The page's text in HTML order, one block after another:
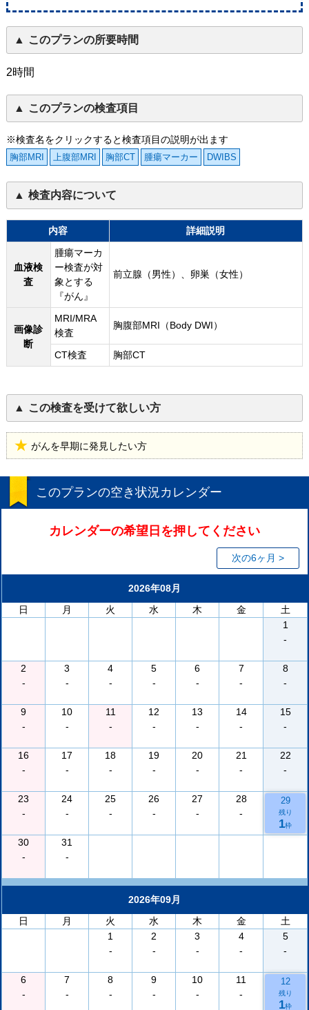
このプランの所要時間
2時間
このプランの検査項目
※検査名をクリックすると検査項目の説明が出ます
胸部MRI 上腹部MRI 胸部CT 腫瘍マーカー DWIBS
検査内容について
内容 詳細説明
血液検
査
腫瘍マーカ
ー検査が対
象とする
『がん』
前立腺（男性）、卵巣（女性）
画像診
断
MRI/MRA
検査
胸腹部MRI（Body DWI）
CT検査 胸部CT
この検査を受けて欲しい方
がんを早期に発見したい方
このプランの空き状況カレンダー
カレンダーの希望日を押してください
次の6ヶ月 >
2026年08月
日
月 火 水 木 金
土
1
-
2
-
3
-
4
-
5
-
6
-
7
-
8
-
9
-
10
-
11
-
12
-
13
-
14
-
15
-
16
-
17
-
18
-
19
-
20
-
21
-
22
-
23
-
24
-
25
-
26
-
27
-
28
-
29
残り
1枠
30
-
31
-
2026年09月
日
月 火 水 木 金
土
1
-
2
-
3
-
4
-
5
-
6
-
7
-
8
-
9
-
10
-
11
-
12
残り
1枠